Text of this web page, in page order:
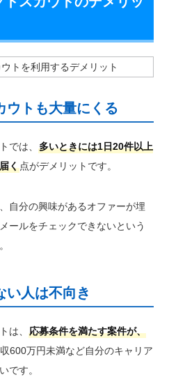
ウトも大量にくる
では、多いときには1日20件以上
く点がデメリットです。
自分の興味があるオファーが埋
ールをチェックできないという
い人は不向き
は、応募条件を満たす案件が、
600万円未満など自分のキャリア
です。